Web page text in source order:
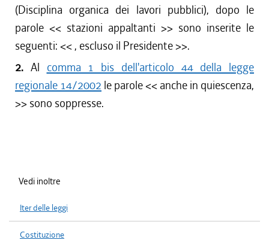
(Disciplina organica dei lavori pubblici), dopo le
parole << stazioni appaltanti >> sono inserite le
seguenti: <<, escluso il Presidente>>.
2. Al comma 1 bis dell'articolo 44 della legge
regionale 14/2002 le parole << anche in quiescenza,
>> sono soppresse.
Vedi inoltre
Iter delle leggi
Costituzione